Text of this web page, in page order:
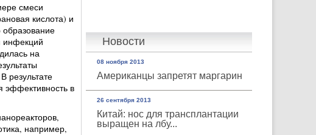
Новости
08 ноября 2013
Американцы запретят маргарин
26 сентября 2013
Китай: нос для трансплантации
выращен на лбу...
смеси
кислота) и
инфекций
на
результате
эффективность в
например,